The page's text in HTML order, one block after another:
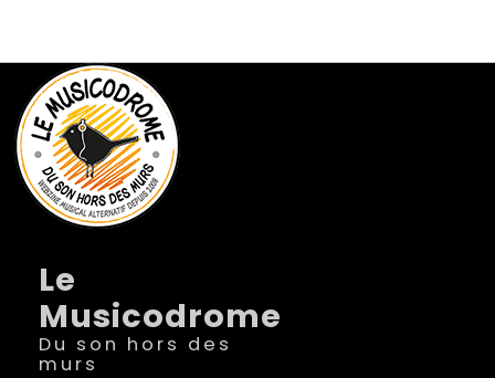
Le
Musicodrome
Du son hors des
murs